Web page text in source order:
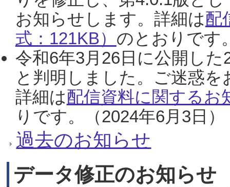
お知らせします。詳細は配
式：121KB） のとおりです
令和6年3月26日に公開し
と判明しました。ご迷惑
詳細は配信資料に関するお
りです。（2024年6月3日）
過去のお知らせ
データ修正のお知らせ